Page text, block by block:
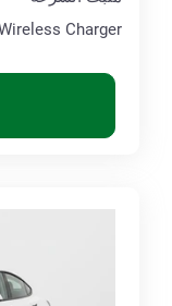
Wireless Charger